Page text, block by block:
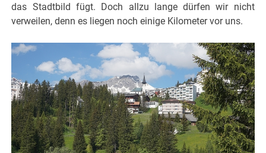
das Stadtbild fügt. Doch allzu lange dürfen wir nicht
verweilen, denn es liegen noch einige Kilometer vor uns.